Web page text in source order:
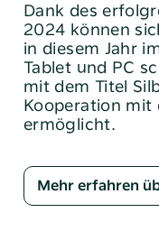
Dank des
2024 können
in diesem Jahr
Tablet und PC
mit dem Titel
Kooperation mit
ermöglicht.
Mehr erfahren